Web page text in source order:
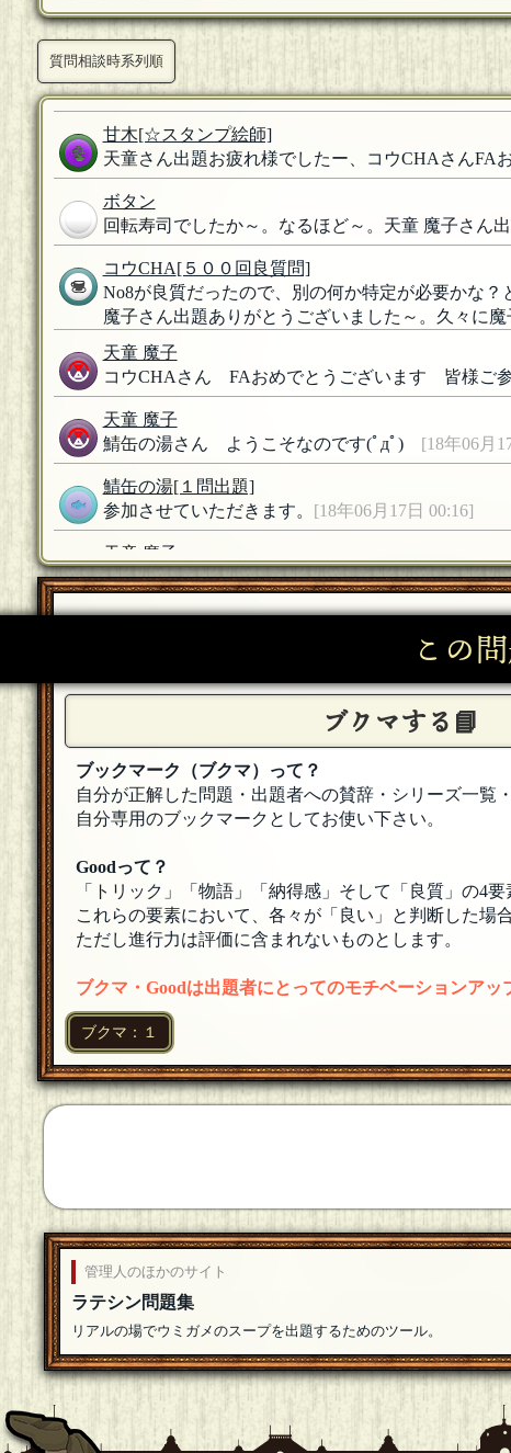
質問相談時系列順
甘木[☆スタンプ絵師]
天童さん出題お疲れ様でしたー、コウCHAさんFA
ボタン
回転寿司でしたか～。なるほど～。天童 魔子さん
コウCHA[５００回良質問]
No8が良質だったので、別の何か特定が必要かな？
魔子さん出題ありがとうございました～。久々に魔
天童 魔子
コウCHAさん FAおめでとうございます 皆様ご参
天童 魔子
鯖缶の湯さん ようこそなのです(ﾟдﾟ)ゞ
[18年06月
鯖缶の湯[１問出題]
参加させていただきます。
[18年06月17日 00:16]
天童 魔子
ボタンさん ようこそなのです(ﾟдﾟ)ゞ[18年06月17
ボタン
天童 魔子
コウCHAさん ようこそなのです(ﾟдﾟ)ゞ[18年06月
甘木さん ようこそなのです(ﾟдﾟ)ゞ
コウCHA[５００回良質問]
甘木[☆スタンプ絵師]
どもー！参加します！[18年06月17日 00:12]
この
ブクマする📘
ブックマーク（ブクマ）って？
自分が正解した問題・出題者への賛辞・シリーズ一覧
自分専用のブックマークとしてお使い下さい。
Goodって？
「トリック」「物語」「納得感」そして「良質」の4要
これらの要素において、各々が「良い」と判断した場
ただし進行力は評価に含まれないものとします。
ブクマ・Goodは出題者にとってのモチベーションア
ブクマ：１
管理人のほかのサイト
ラテシン問題集
リアルの場でウミガメのスープを出題するためのツール。